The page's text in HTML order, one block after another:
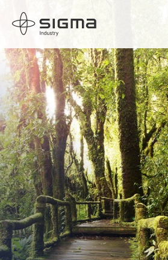
Klicka för att godkänna
och aktivera detta
Home